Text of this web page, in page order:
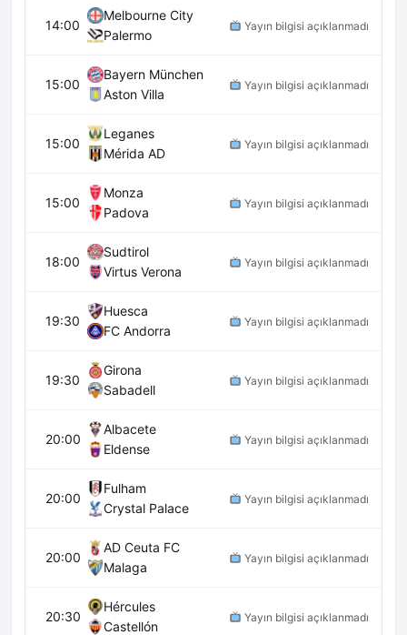
14:00
Melbourne City
Palermo
Yayın bilgisi açıklanmadı
15:00
Bayern München
Aston Villa
Yayın bilgisi açıklanmadı
15:00
Leganes
Mérida AD
Yayın bilgisi açıklanmadı
15:00
Monza
Padova
Yayın bilgisi açıklanmadı
18:00
Sudtirol
Virtus Verona
Yayın bilgisi açıklanmadı
19:30
Huesca
FC Andorra
Yayın bilgisi açıklanmadı
19:30
Girona
Sabadell
Yayın bilgisi açıklanmadı
20:00
Albacete
Eldense
Yayın bilgisi açıklanmadı
20:00
Fulham
Crystal Palace
Yayın bilgisi açıklanmadı
20:00
AD Ceuta FC
Malaga
Yayın bilgisi açıklanmadı
20:30
Hércules
Castellón
Yayın bilgisi açıklanmadı